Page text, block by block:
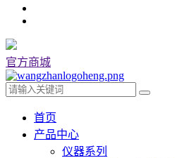
官方商城
首页
产品中心
仪器系列